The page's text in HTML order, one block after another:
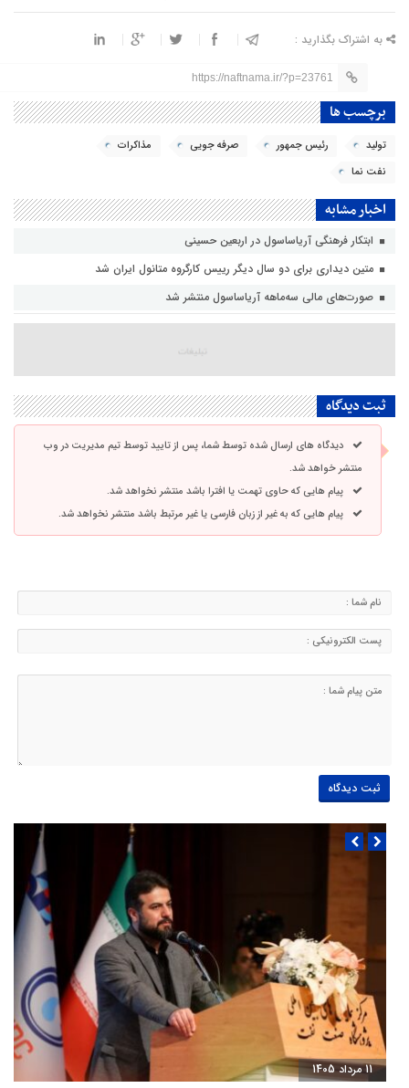
به اشتراک بگذارید :
https://naftnama.ir/?p=23761
برچسب ها
تولید رئیس جمهور صرفه جویی
مذاکرات
نفت نما
اخبار مشابه
ابتکار فرهنگی آریاساسول در اربعین حسینی
متین دیداری برای دو سال دیگر رییس کارگروه متانول ایران شد
صورت‌های مالی سه‌ماهه آریاساسول منتشر شد
ثبت دیدگاه
دیدگاه های ارسال شده توسط شما، پس از تایید توسط تیم مدیریت در وب
منتشر خواهد شد.
پیام هایی که حاوی تهمت یا افترا باشد منتشر نخواهد شد.
پیام هایی که به غیر از زبان فارسی یا غیر مرتبط باشد منتشر نخواهد شد.
11 مرداد 1405